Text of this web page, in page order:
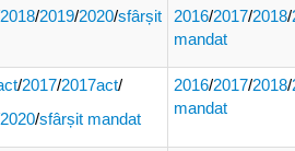
2018/2019/2020/sfârșit
2016/2017/2018/
mandat
/2017/2017act/
2020/sfârșit mandat
2016/2017/2018/
mandat